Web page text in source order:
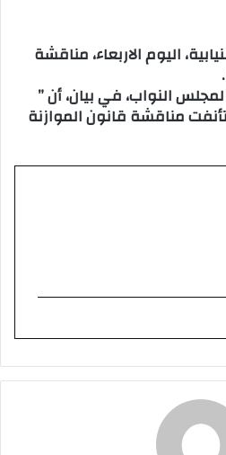
اليوم الاربعاء، مناقشة
لمجلس النواب، في بيان، أن ”
مناقشة قانون الموازنة